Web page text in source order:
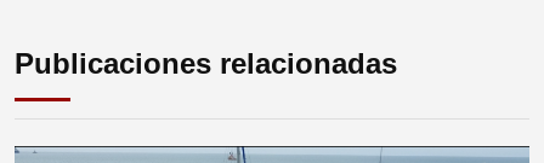
Publicaciones relacionadas